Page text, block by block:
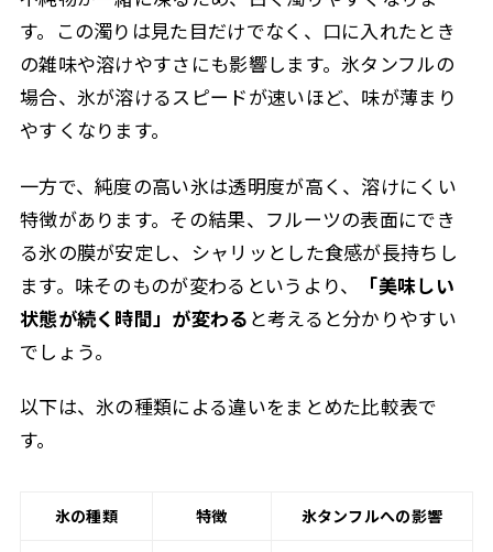
す。この濁りは見た目だけでなく、口に入れたとき
の雑味や溶けやすさにも影響します。氷タンフルの
場合、氷が溶けるスピードが速いほど、味が薄まり
やすくなります。
一方で、純度の高い氷は透明度が高く、溶けにくい
特徴があります。その結果、フルーツの表面にでき
る氷の膜が安定し、シャリッとした食感が長持ちし
ます。味そのものが変わるというより、
「美味しい
状態が続く時間」が変わる と考えると分かりやすい
でしょう。
以下は、氷の種類による違いをまとめた比較表で
す。
氷の種類 特徴 氷タンフルへの影響